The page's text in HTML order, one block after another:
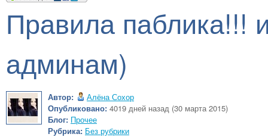
Правила паблика!!!
админам)
Автор:
Алёна Сохор
Опубликовано: 4019 дней назад (30 марта 2015)
Блог: Прочее
Рубрика: Без рубрики